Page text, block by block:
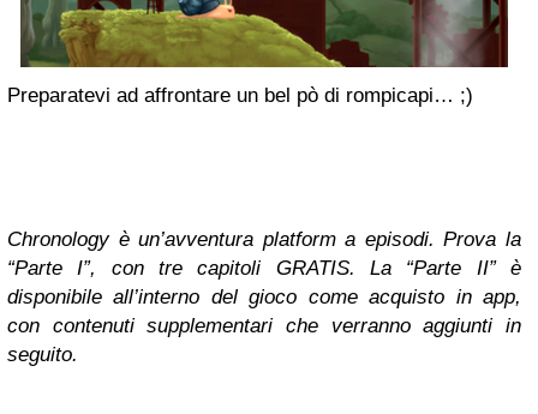
Preparatevi ad affrontare un bel pò di rompicapi… ;)
Chronology è un’avventura platform a episodi. Prova la
“Parte I”, con tre capitoli GRATIS. La “Parte II” è
disponibile all’interno del gioco come acquisto in app,
con contenuti supplementari che verranno aggiunti in
seguito.